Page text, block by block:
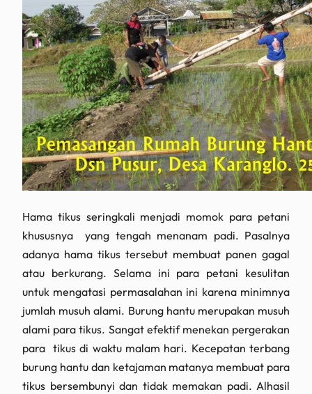
Hama tikus seringkali menjadi momok para petani
khususnya yang tengah menanam padi. Pasalnya
adanya hama tikus tersebut membuat panen gagal
atau berkurang. Selama ini para petani kesulitan
untuk mengatasi permasalahan ini karena minimnya
jumlah musuh alami. Burung hantu merupakan musuh
alami para tikus. Sangat efektif menekan pergerakan
para tikus di waktu malam hari. Kecepatan terbang
burung hantu dan ketajaman matanya membuat para
tikus bersembunyi dan tidak memakan padi. Alhasil